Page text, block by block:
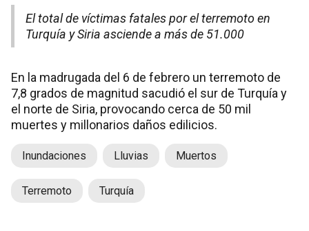
El total de víctimas fatales por el terremoto en
Turquía y Siria asciende a más de 51.000
En la madrugada del 6 de febrero un terremoto de
7,8 grados de magnitud sacudió el sur de Turquía y
el norte de Siria, provocando cerca de 50 mil
muertes y millonarios daños edilicios.
Inundaciones Lluvias Muertos
Terremoto Turquía